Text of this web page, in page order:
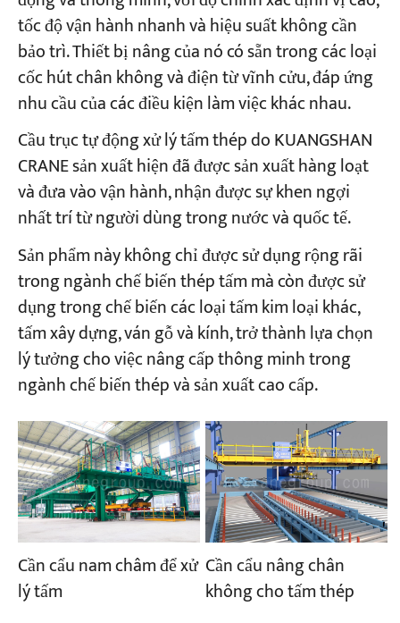
Dự án
Tin tức
Các ứng dụng
Về chúng tôi
Liên hệ chúng tôi
tốc độ vận hành nhanh và hiệu suất không cần
bảo trì. Thiết bị nâng của nó có sẵn trong các loại
cốc hút chân không và điện từ vĩnh cửu, đáp ứng
nhu cầu của các điều kiện làm việc khác nhau.
Cầu trục tự động xử lý tấm thép do KUANGSHAN
CRANE sản xuất hiện đã được sản xuất hàng loạt
và đưa vào vận hành, nhận được sự khen ngợi
nhất trí từ người dùng trong nước và quốc tế.
Sản phẩm này không chỉ được sử dụng rộng rãi
trong ngành chế biến thép tấm mà còn được sử
dụng trong chế biến các loại tấm kim loại khác,
tấm xây dựng, ván gỗ và kính, trở thành lựa chọn
lý tưởng cho việc nâng cấp thông minh trong
ngành chế biến thép và sản xuất cao cấp.
Cần cẩu nam châm để xử
lý tấm
Cần cẩu nâng chân
không cho tấm thép